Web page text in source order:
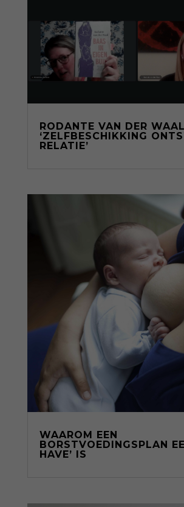
RODANTE VAN DER
‘ZELFBESCHIKKING
RELATIE’
WAAROM EEN
BORSTVOEDINGSPLAN
HAVE’ IS